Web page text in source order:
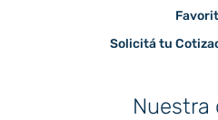
Solicitá tu
Nuestra